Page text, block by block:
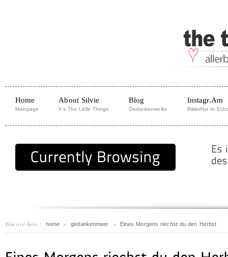
Home
Mainpage
About Silvie
It's The Little Things
Blog
Gedankenwolke
Instagr.am
Bilderflut In
You are here : home » gedankenmeer » Eines Morgens riechst du den Herbst